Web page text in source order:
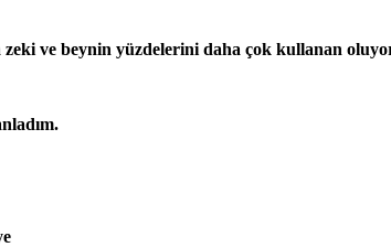
ve beynin yüzdelerini daha çok kullanan